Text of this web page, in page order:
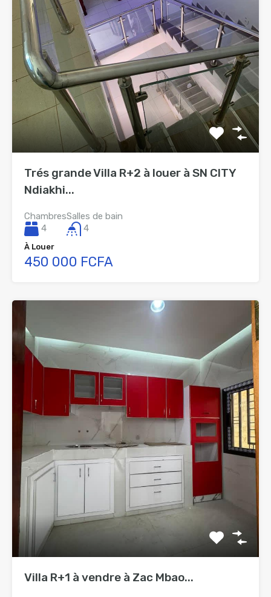
Trés grande Villa R+2 à louer à SN CITY
Ndiakhi...
Chambres
4
Salles de bain
4
À Louer
450 000 FCFA
Villa R+1 à vendre à Zac Mbao...